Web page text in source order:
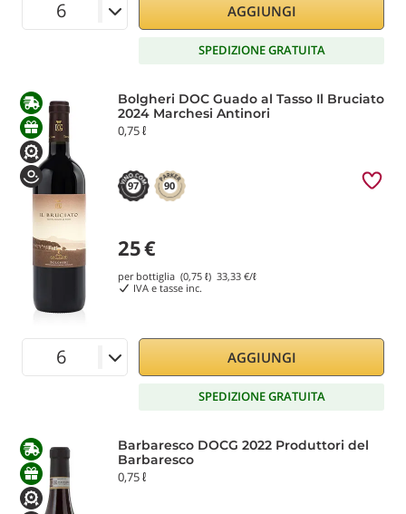
AGGIUNGI
SPEDIZIONE GRATUITA
Bolgheri DOC Guado al Tasso Il Bruciato
2024 Marchesi Antinori
0,75 ℓ
97 90
25€
per bottiglia (0,75 ℓ) 33,33 €/ℓ
IVA e tasse inc.
AGGIUNGI
SPEDIZIONE GRATUITA
Barbaresco DOCG 2022 Produttori del
Barbaresco
0,75 ℓ